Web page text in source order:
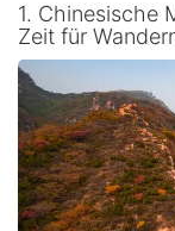
1. Chinesische
Zeit für